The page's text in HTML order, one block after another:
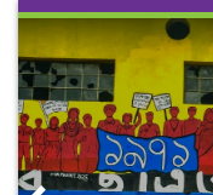
Skip
content